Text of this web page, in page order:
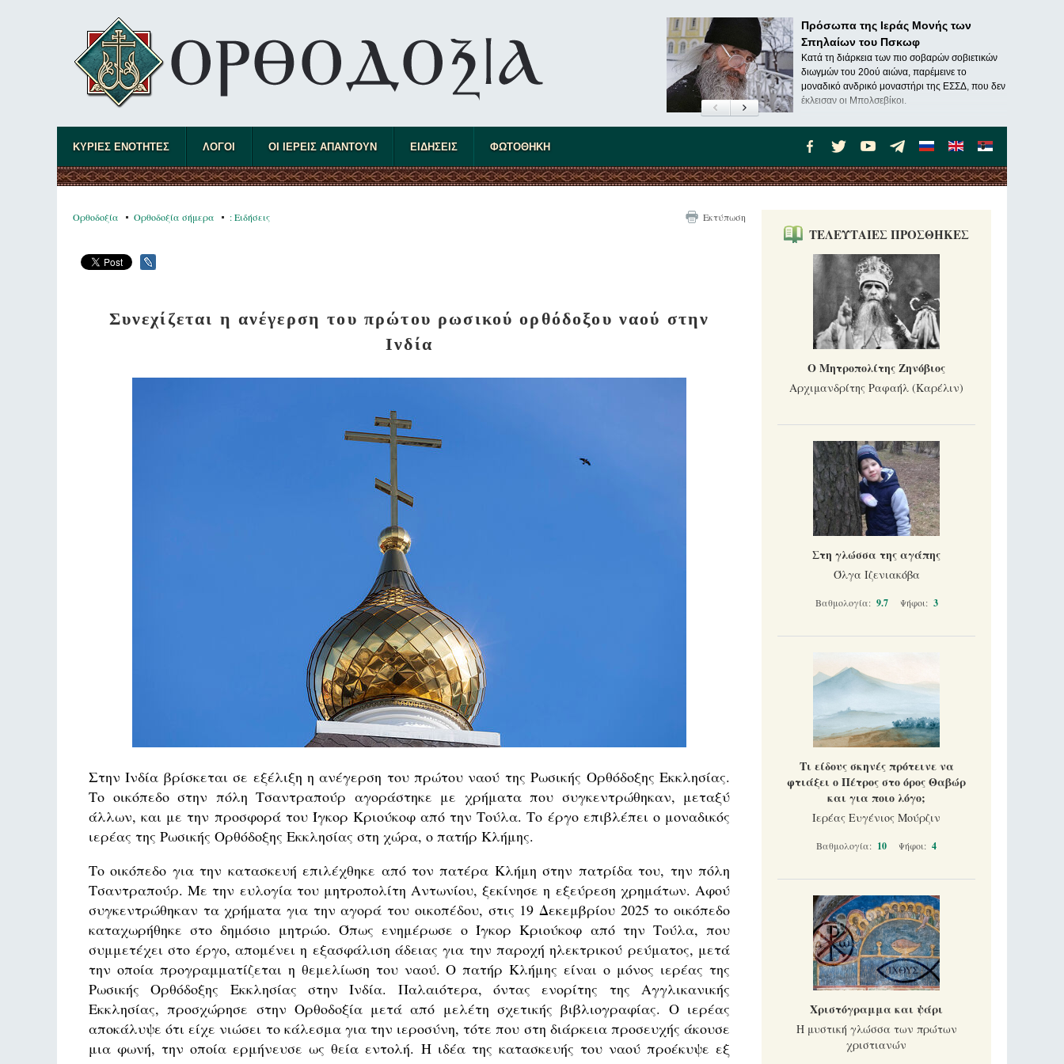
Πρόσωπα της Ιεράς Μονής των
Σπηλαίων του Πσκωφ
Κατά τη διάρκεια των πιο σοβαρών σοβιετικών
διωγμών του 20ού αιώνα, παρέμεινε το
μοναδικό ανδρικό μοναστήρι της ΕΣΣΔ, που δεν
έκλεισαν οι Μπολσεβίκοι.
ΚΥΡΙΕΣ ΕΝΟΤΗΤΕΣ ΛΟΓΟΙ ΟΙ ΙΕΡΕΙΣ ΑΠΑΝΤΟΥΝ ΕΙΔΗΣΕΙΣ ΦΩΤΟΘΗΚΗ
Ορθοδοξία Ορθοδοξία σήμερα : Ειδήσεις Εκτύπωση
Συνεχίζεται η ανέγερση του πρώτου ρωσικού ορθόδοξου ναού στην
Ινδία
Στην Ινδία βρίσκεται σε εξέλιξη η ανέγερση του πρώτου ναού της Ρωσικής Ορθόδοξης Εκκλησίας.
Το οικόπεδο στην πόλη Τσαντραπούρ αγοράστηκε με χρήματα που συγκεντρώθηκαν, μεταξύ
άλλων, και με την προσφορά του Ίγκορ Κριούκοφ από την Τούλα. Το έργο επιβλέπει ο μοναδικός
ιερέας της Ρωσικής Ορθόδοξης Εκκλησίας στη χώρα, ο πατήρ Κλήμης.
Το οικόπεδο για την κατασκευή επιλέχθηκε από τον πατέρα Κλήμη στην πατρίδα του, την πόλη
Τσαντραπούρ. Με την ευλογία του μητροπολίτη Αντωνίου, ξεκίνησε η εξεύρεση χρημάτων. Αφού
συγκεντρώθηκαν τα χρήματα για την αγορά του οικοπέδου, στις 19 Δεκεμβρίου 2025 το οικόπεδο
καταχωρήθηκε στο δημόσιο μητρώο. Όπως ενημέρωσε ο Ίγκορ Κριούκοφ από την Τούλα, που
συμμετέχει στο έργο, απομένει η εξασφάλιση άδειας για την παροχή ηλεκτρικού ρεύματος, μετά
την οποία προγραμματίζεται η θεμελίωση του ναού. Ο πατήρ Κλήμης είναι ο μόνος ιερέας της
Ρωσικής Ορθόδοξης Εκκλησίας στην Ινδία. Παλαιότερα, όντας ενορίτης της Αγγλικανικής
Εκκλησίας, προσχώρησε στην Ορθοδοξία μετά από μελέτη σχετικής βιβλιογραφίας. Ο ιερέας
αποκάλυψε ότι είχε νιώσει το κάλεσμα για την ιεροσύνη, τότε που στη διάρκεια προσευχής άκουσε
μια φωνή, την οποία ερμήνευσε ως θεία εντολή. Η ιδέα της κατασκευής του ναού προέκυψε εξ
ΤΕΛΕΥΤΑΙΕΣ ΠΡΟΣΘΗΚΕΣ
Ο Μητροπολίτης Ζηνόβιος
Αρχιμανδρίτης Ραφαήλ (Καρέλιν)
Στη γλώσσα της αγάπης
Όλγα Ιζενιακόβα
Βαθμολογία: 9.7 Ψήφοι: 3
Τι είδους σκηνές πρότεινε να
φτιάξει ο Πέτρος στο όρος Θαβώρ
και για ποιο λόγο;
Ιερέας Ευγένιος Μούρζιν
Βαθμολογία: 10 Ψήφοι: 4
Χριστόγραμμα και ψάρι
Η μυστική γλώσσα των πρώτων
χριστιανών